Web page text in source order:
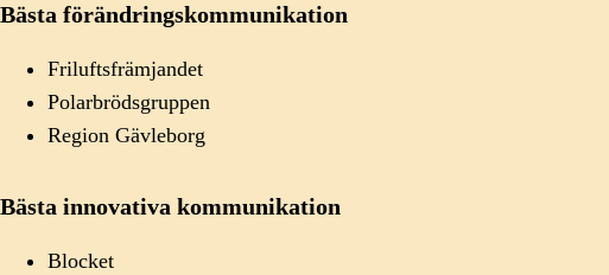
Bästa förändringskommunikation
Friluftsfrämjandet
Polarbrödsgruppen
Region Gävleborg
Bästa innovativa kommunikation
Blocket